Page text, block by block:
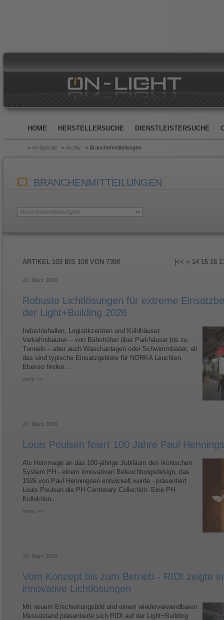
HOME HERSTELLERSUCHE DIENSTLEISTERSUCHE
> on-light.de > Archiv > Branchenmitteilungen
BRANCHENMITTEILUNGEN
ARTIKEL 103 BIS 108 VON 7398 |<< < 14 15 16
23. März 2026
Robuste Lichtlösungen für extreme
der Light+Building 2026
Industriehallen, Logistikzentren und Kühlhäuser,
Verkehrsbauten – von Bahnhöfen über Parkhäuser bis zu
Tunneln – aber auch Waschanlagen oder Schwimmbäder, all
das sind typische Einsatzgebiete für NORKA Leuchten.
Ebenso finden...
mehr >>
20. März 2026
Louis Poulsen feiert 100 Jahre Paul
Als Hommage an das 100-jährige Jubiläum des ikonischen
System PH - einem innovativen Beleuchtungsdesign, das
1926 von Paul Henningsen entwickelt wurde - präsentiert
Louis Poulsen die PH Centenary Collection. Eine PH-
Kollektion...
mehr >>
19. März 2026
Vom Konzept bis zum Betrieb - RIDI zeigte
innovative Lichtlösungen
Mit neuem Erscheinungsbild und einem wiederverwendbaren
Messestand präsentierte sich RIDI auf der Light+Building